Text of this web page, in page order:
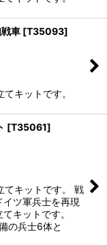
車 [T35093]
キットです。
[T35061]
てキットです。 戦
ツ軍兵士を再現
キットです。
の兵士6体と